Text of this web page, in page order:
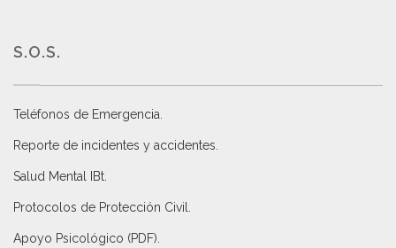
S.O.S.
Teléfonos de Emergencia.
Reporte de incidentes y accidentes
Salud Mental IBt
Protocolos de Protección Civil
Apoyo Psicológico (PDF)